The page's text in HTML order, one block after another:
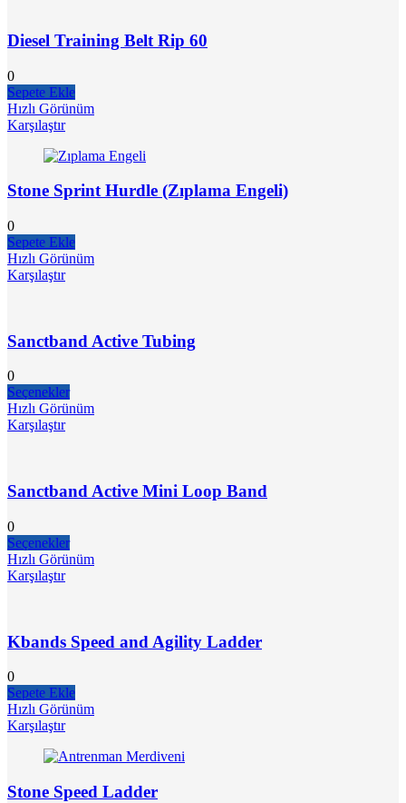
Diesel Training Belt Rip 60
0
Sepete Ekle
Hızlı Görünüm
Karşılaştır
Stone Sprint Hurdle (Zıplama Engeli)
0
Sepete Ekle
Hızlı Görünüm
Karşılaştır
Sanctband Active Tubing
0
Seçenekler
Hızlı Görünüm
Karşılaştır
Sanctband Active Mini Loop Band
0
Seçenekler
Hızlı Görünüm
Karşılaştır
Kbands Speed and Agility Ladder
0
Sepete Ekle
Hızlı Görünüm
Karşılaştır
Stone Speed Ladder